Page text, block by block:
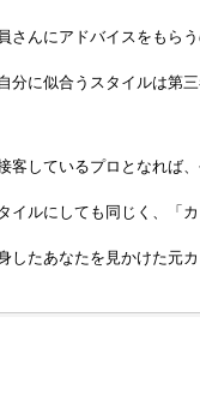
さんにアドバイスをもら
分に似合うスタイルは第
客しているプロとなれば
イルにしても同じく、「
したあなたを見かけた元